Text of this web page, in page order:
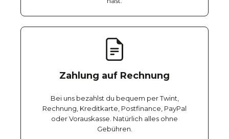
Zahlung auf Rechnung
Bei uns bezahlst du bequem per Twint,
Rechnung, Kreditkarte, Postfinance, PayPal
oder Vorauskasse. Natürlich alles ohne
Gebühren.